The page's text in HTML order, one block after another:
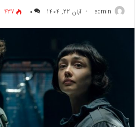
admin آبان 22, 1404 ۰ 437